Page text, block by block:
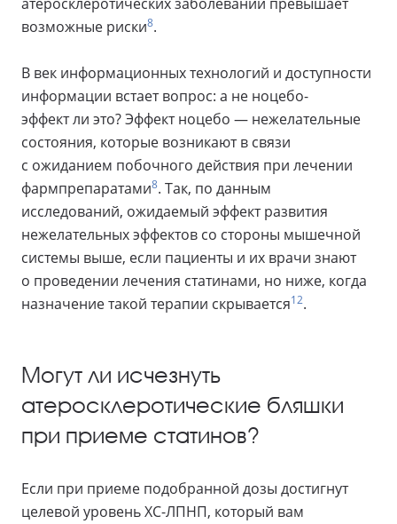
атеросклеротических заболеваний превышает
возможные риски8.
В век информационных технологий и доступности
информации встает вопрос: а не ноцебо-
эффект ли это? Эффект ноцебо — нежелательные
состояния, которые возникают в связи
с ожиданием побочного действия при лечении
фармпрепаратами8. Так, по данным
исследований, ожидаемый эффект развития
нежелательных эффектов со стороны мышечной
системы выше, если пациенты и их врачи знают
о проведении лечения статинами, но ниже, когда
назначение такой терапии скрывается12.
Могут ли исчезнуть
атеросклеротические бляшки
при приеме статинов?
Если при приеме подобранной дозы достигнут
целевой уровень ХС-ЛПНП, который вам